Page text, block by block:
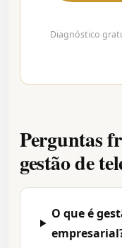
Diagnóstico
Perguntas
gestão de
O que é